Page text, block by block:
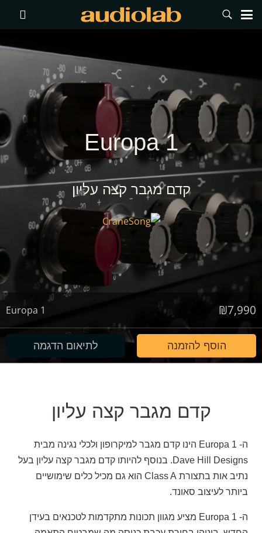
Europa 1
קדם מגבר קצה עליון
₪7,990
Europa 1
הוסף להזמנה לתיאום הדגמה
קדם מגבר קצה עליון
ה- Europa 1 הינו קדם מגבר למיקרופון ולכלי נגינה מבית
Dave Hill Designs. בנוסף להיותו קדם מגבר קצה עליון בעל
נתיב אות בתצורת Class A הוא גם מכיל כלים שימושיים
ביותר לעיצוב סאונד.
ה- Europa 1 מציע מגוון תכונות מתקדמות לטכנאים בעידן